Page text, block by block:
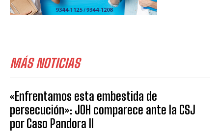
MÁS NOTICIAS
«Enfrentamos esta embestida de
persecución»: JOH comparece ante la CSJ
por Caso Pandora II